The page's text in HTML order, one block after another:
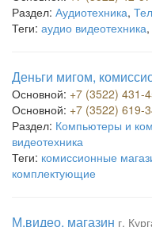
Раздел: Аудиотехника,
Теги: аудио видеотехника,
Деньги мигом,
Основной: +7 (3522) 431-
Основной: +7 (3522) 619-
Раздел: Компьютеры и
видеотехника
Теги: комиссионные
комплектующие
М.видео, магазин г.